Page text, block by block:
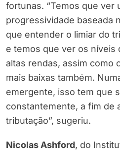
fortunas. “Temos que ver
progressividade baseada
que entender o limiar do
e temos que ver os níveis
altas rendas, assim como
mais baixas também.
emergente, isso tem que
constantemente, a fim de
tributação”, sugeriu.
Nicolas Ashford, do